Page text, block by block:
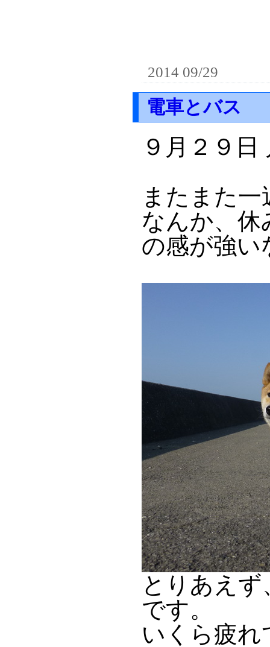
2014 09/29
電車とバス
９月２９日
またまた
なんか、休
の感が強い
とりあえ
です。
いくら疲